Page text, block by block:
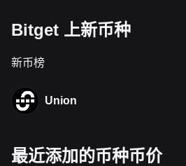
Bitget 上新币种
新币榜
Union
最近添加的币种币价